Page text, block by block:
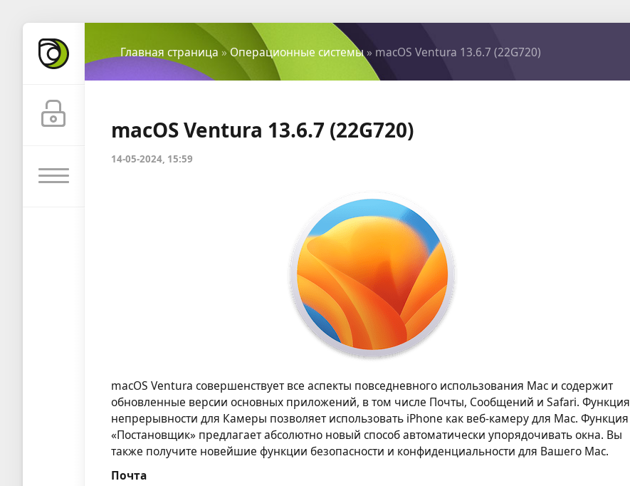
Главная страница »Операционные системы» macOS Ventura 13.6.7 (22G720)
macOS Ventura 13.6.7 (22G720)
14-05-2024, 15:59
macOS Ventura совершенствует все аспекты повседневного использования Mac и содержит
обновленные версии основных приложений, в том числе Почты, Сообщений и Safari. Функция
непрерывности для Камеры позволяет использовать iPhone как веб‑камеру для Mac. Функция
«Постановщик» предлагает абсолютно новый способ автоматически упорядочивать окна. Вы
также получите новейшие функции безопасности и конфиденциальности для Вашего Mac.
Почта